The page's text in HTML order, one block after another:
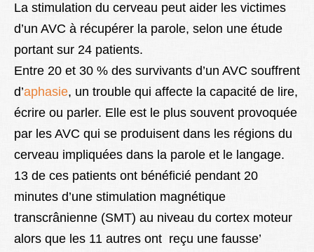
La stimulation du cerveau peut aider les victimes
d’un AVC à récupérer la parole, selon une étude
portant sur 24 patients.
Entre 20 et 30 % des survivants d’un AVC souffrent
d’aphasie, un trouble qui affecte la capacité de lire,
écrire ou parler. Elle est le plus souvent provoquée
par les AVC qui se produisent dans les régions du
cerveau impliquées dans la parole et le langage.
13 de ces patients ont bénéficié pendant 20
minutes d’une stimulation magnétique
transcrânienne (SMT) au niveau du cortex moteur
alors que les 11 autres ont reçu une fausse’